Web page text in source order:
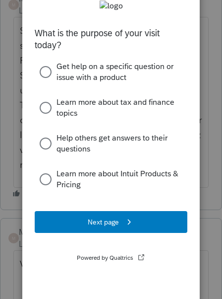
Level 11
Forum|Forum|4 years ago
Si la déclaration est jumelée il faut
seulement remplir le formulaire S3
Résidence Principale sur un des conjoints.
Sur l'autre conjoint, il faut seulement cocher
un des cases 17900. Le formulaire T2091 ou
T1255 doit être rempli pour chaque
conjoint. Il y a aussi une barre déroulante sur
le formulaire S3ResidencePrincipale, Assurez
vous que seulement une colonne est
remplie.
Mario B
Level 11
Voici le lien pour les instructions complètes